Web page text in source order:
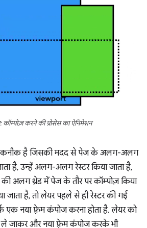
कॉम्पोज़ करने की प्रोसेस का ऐनिमेशन
तकनीक है जिसकी मदद से पेज के अलग-अलग
है, उन्हें अलग-अलग रेस्टर किया जाता है,
की अलग थ्रेड में पेज के तौर पर कॉम्पोज़ किया
जाता है, तो लेयर पहले से ही रेस्टर की गई
एक नया फ़्रेम कंपोज करना होता है. लेयर को
जाकर और नया फ़्रेम कंपोज करके भी